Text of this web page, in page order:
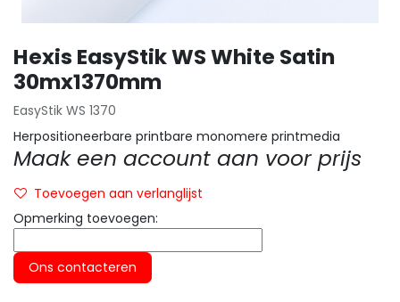
Hexis EasyStik WS White Satin
30mx1370mm
EasyStik WS 1370
Herpositioneerbare printbare monomere printmedia
Maak een account aan voor prijs
Toevoegen aan verlanglijst
Opmerking toevoegen:
Ons contacteren